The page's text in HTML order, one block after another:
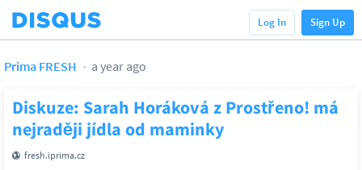
Log In Sign Up
Prima FRESH a year ago
Diskuze: Sarah Horáková z Prostřeno! má
nejraději jídla od maminky
fresh.iprima.cz